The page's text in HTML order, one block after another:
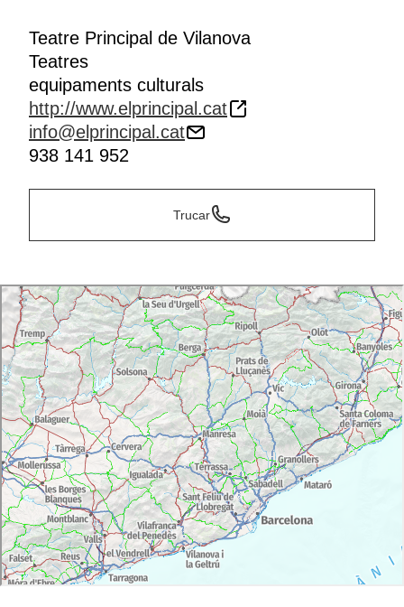
Teatre Principal de Vilanova
Teatres
equipaments culturals
http://www.elprincipal.cat
info@elprincipal.cat
938 141 952
Trucar